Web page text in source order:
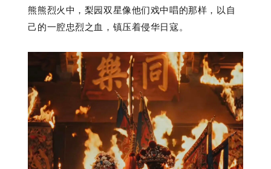
熊熊烈火中，梨园双星像他们戏中唱的那样，以自
己的一腔忠烈之血，镇压着侵华日寇。